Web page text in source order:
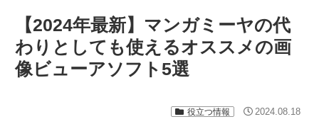
【2024年最新】マンガミーヤの代
わりとしても使えるオススメの画
像ビューアソフト5選
役立つ情報 2024.08.18